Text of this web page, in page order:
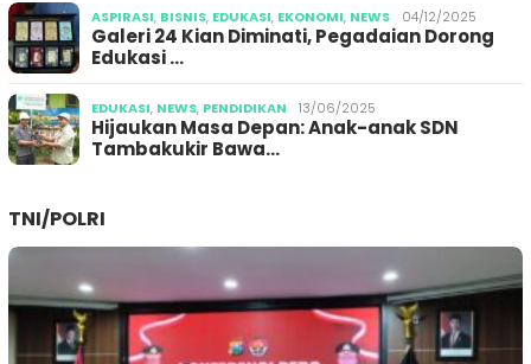
ASPIRASI, BISNIS, EDUKASI, EKONOMI, NEWS 04/12/2025
Galeri 24 Kian Diminati, Pegadaian Dorong
Edukasi …
EDUKASI, NEWS, PENDIDIKAN 13/06/2025
Hijaukan Masa Depan: Anak-anak SDN
Tambakukir Bawa…
TNI/POLRI